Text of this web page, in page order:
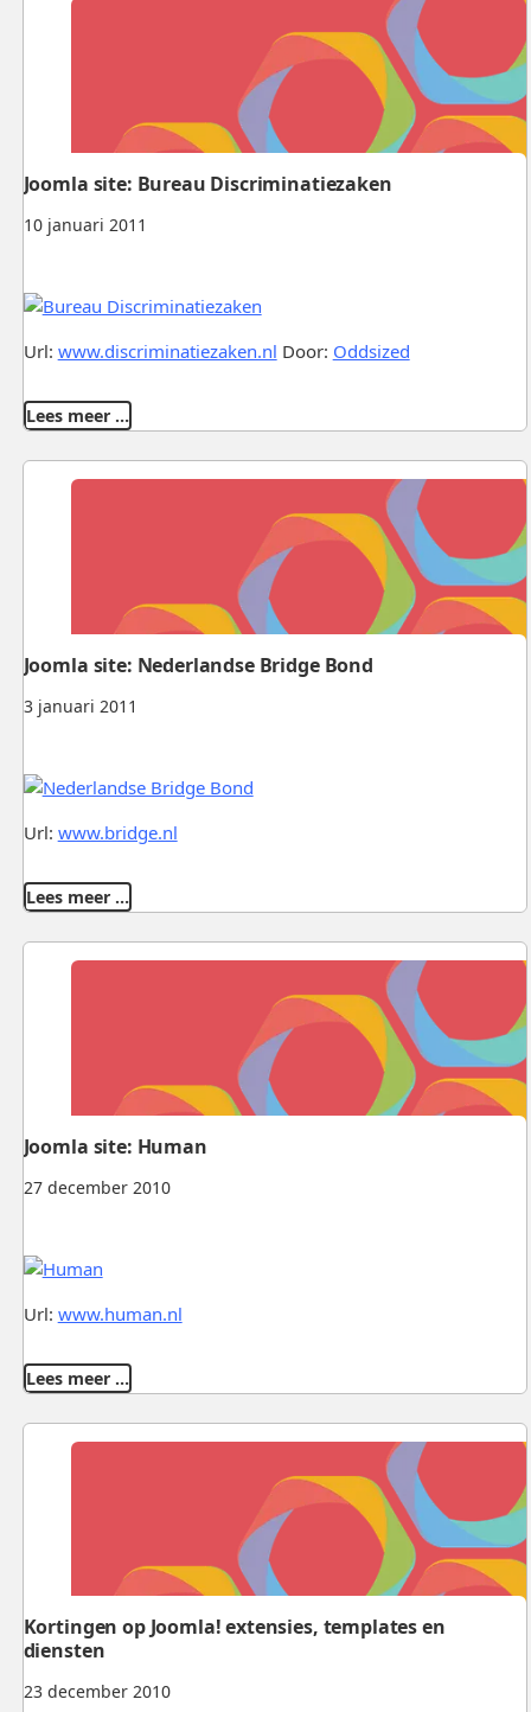
10 januari 2011
Joomla site: Bureau Discriminatiezaken
Url: www.discriminatiezaken.nl Door: Oddsized
Lees meer …
3 januari 2011
Joomla site: Nederlandse Bridge Bond
Url: www.bridge.nl
Lees meer …
27 december 2010
Joomla site: Human
Url: www.human.nl
Lees meer …
23 december 2010
Kortingen op Joomla! extensies, templates en
diensten